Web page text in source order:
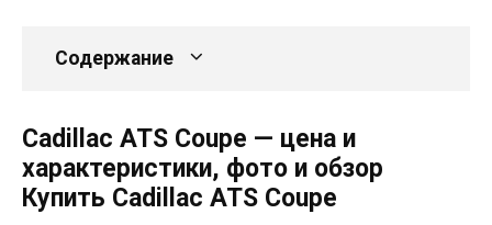
Содержание
Cadillac ATS Coupe — цена и
характеристики, фото и обзор
Купить Cadillac ATS Coupe